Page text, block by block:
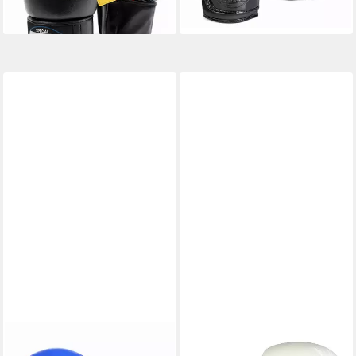
lieferbar - in 2-3 Werktagen bei dir